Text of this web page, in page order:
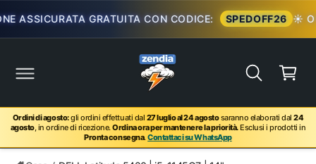
GRATUITA CON CODICE: SPEDOFF26 ☀️
Carrello
Ordini di agosto:gli ordini effettuati dal 27 luglio al 24 agostosaranno elaborati dal24
agosto, in ordine di ricezione.Ordina ora per mantenere la priorità.Esclusi i prodotti in
Pronta consegna.Contattaci su WhatsApp